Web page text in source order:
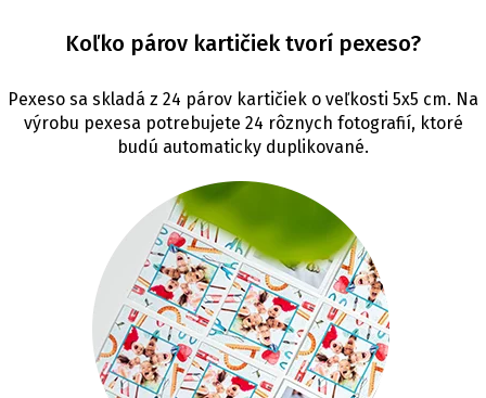
Koľko párov kartičiek tvorí pexeso?
Pexeso sa skladá z 24 párov kartičiek o veľkosti 5x5 cm. Na
výrobu pexesa potrebujete 24 rôznych fotografií, ktoré
budú automaticky duplikované.